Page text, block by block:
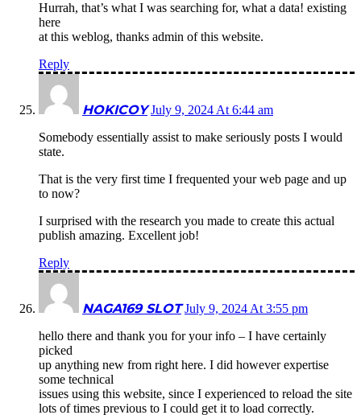
Hurrah, that’s what I was searching for, what a data! existing
here
at this weblog, thanks admin of this website.
Reply
HOKICOY July 9, 2024 At 6:44 am
Somebody essentially assist to make seriously posts I would
state.
That is the very first time I frequented your web page and up
to now?
I surprised with the research you made to create this actual
publish amazing. Excellent job!
Reply
NAGA169 SLOT July 9, 2024 At 3:55 pm
hello there and thank you for your info – I have certainly
picked
up anything new from right here. I did however expertise
some technical
issues using this website, since I experienced to reload the site
lots of times previous to I could get it to load correctly.